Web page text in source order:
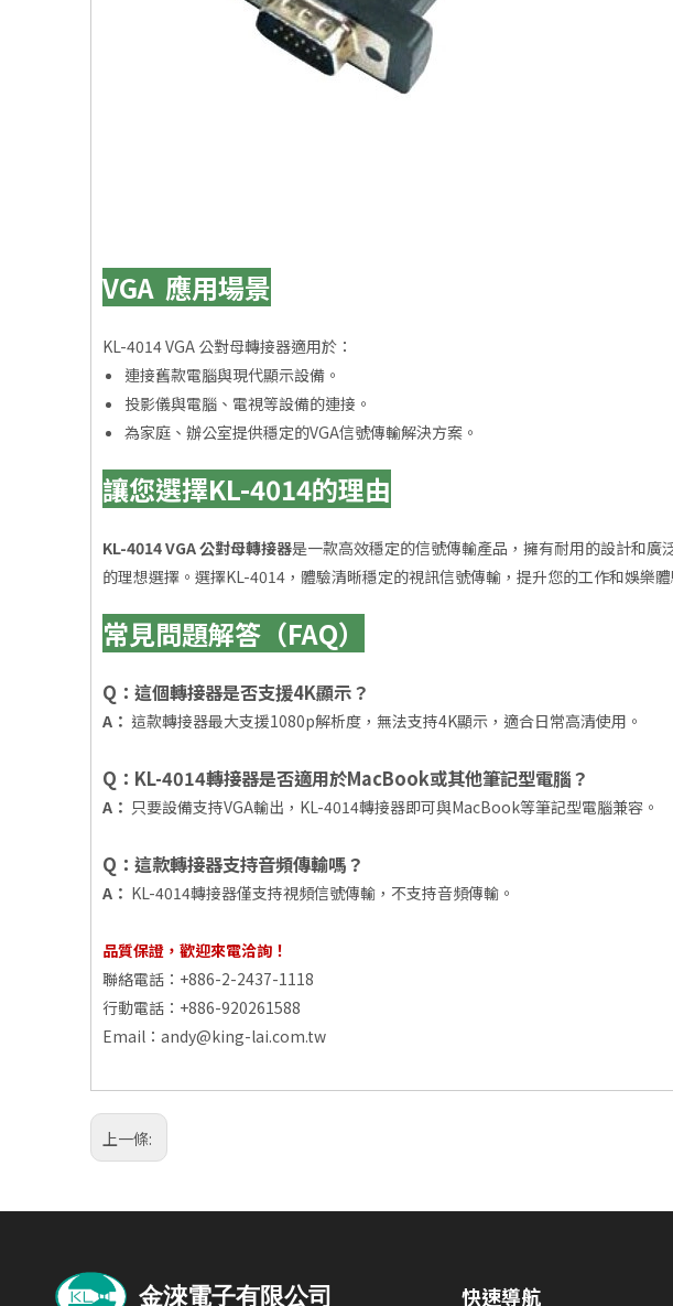
VGA 應用場景
KL-4014 VGA 公對母轉接器適用於：
連接舊款電腦與現代顯示設備。
投影儀與電腦、電視等設備的連接。
為家庭、辦公室提供穩定的VGA信號傳輸解決方案。
讓您選擇KL-4014的理由
KL-4014 VGA 公對母轉接器是一款高效穩定的信號傳輸產品，擁有耐用的設計和
的理想選擇。選擇KL-4014，體驗清晰穩定的視訊信號傳輸，提升您的工作和娛樂體
常見問題解答（FAQ）
Q：這個轉接器是否支援4K顯示？
A： 這款轉接器最大支援1080p解析度，無法支持4K顯示，適合日常高清使用。
Q：KL-4014轉接器是否適用於MacBook或其他筆記型電腦？
A： 只要設備支持VGA輸出，KL-4014轉接器即可與MacBook等筆記型電腦兼容。
Q：這款轉接器支持音頻傳輸嗎？
A： KL-4014轉接器僅支持視頻信號傳輸，不支持音頻傳輸。
品質保證，歡迎來電洽詢！
聯絡電話：+886-2-2437-1118
行動電話：+886-920261588
Email： andy@king-lai.com.tw
上一條:
快速導航